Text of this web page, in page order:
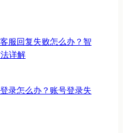
服回复失败怎么办？智
详解
录怎么办？账号登录失